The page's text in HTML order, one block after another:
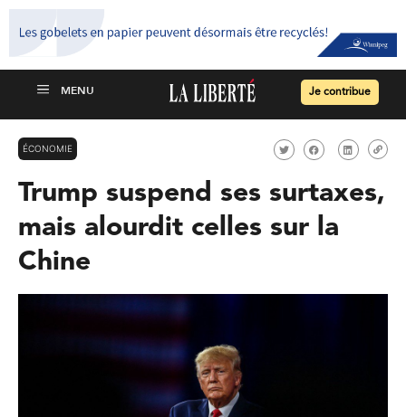
Je contribue
ÉCONOMIE
Trump suspend ses surtaxes,
mais alourdit celles sur la
Chine